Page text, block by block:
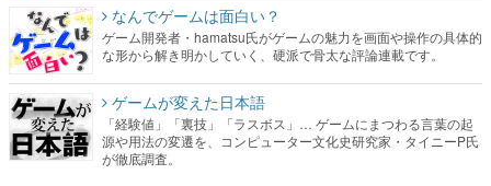
なんでゲームは面白い？
ゲーム開発者・hamatsu氏がゲームの魅力を画面や操作の具体的
な形から解き明かしていく、硬派で骨太な評論連載です。
ゲームが変えた日本語
「経験値」「裏技」「ラスボス」… ゲームにまつわる言葉の起
源や用法の変遷を、コンピューター文化史研究家・タイニーP氏
が徹底調査。